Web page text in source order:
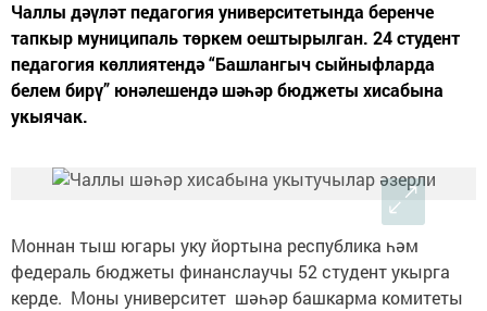
Чаллы дәүләт педагогия университетында беренче
тапкыр муниципаль төркем оештырылган. 24 студент
педагогия көллиятендә “Башлангыч сыйныфларда
белем бирү” юнәлешендә шәһәр бюджеты хисабына
укыячак.
Моннан тыш югары уку йортына республика һәм
федераль бюджеты финанслаучы 52 студент укырга
керде. Моны университет шәһәр башкарма комитеты